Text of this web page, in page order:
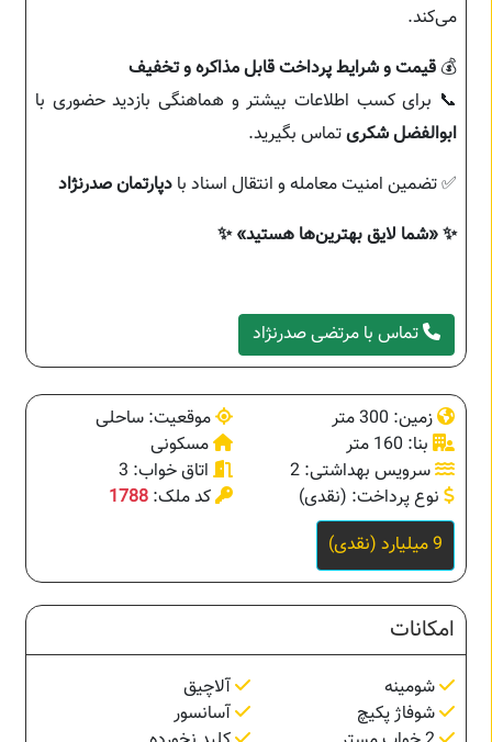
می‌کند.
💰 قیمت و شرایط پرداخت قابل مذاکره و تخفیف
📞 برای کسب اطلاعات بیشتر و هماهنگی بازدید حضوری با
ابوالفضل شکریتماس بگیرید.
✅ تضمین امنیت معامله و انتقال اسناد با دپارتمان صدرنژاد
✨ «شما لایق بهترین‌ها هستید» ✨
تماس با مرتضی صدرنژاد
زمین: 300 متر
موقعیت: ساحلی
بنا: 160 متر
مسکونی
سرویس بهداشتی: 2
اتاق خواب: 3
نوع پرداخت: (نقدی)
کد ملک: 1788
9 میلیارد (نقدی)
امکانات
شومینه
آلاچیق
شوفاژ پکیچ
آسانسور